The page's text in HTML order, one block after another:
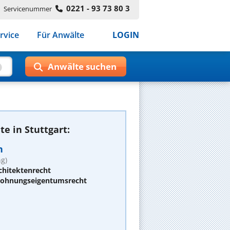
Servicenummer 0221 - 93 73 80 3
Für Anwälte LOGIN
in Stuttgart: